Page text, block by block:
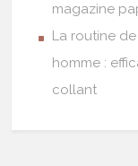
magazine
La routine
homme :
collant